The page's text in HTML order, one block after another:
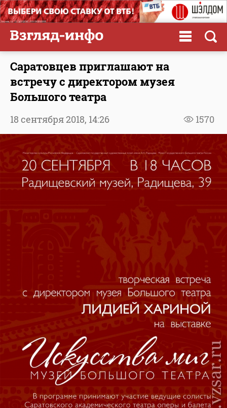
Саратовцев приглашают на
встречу с директором музея
Большого театра
1570
18 сентября 2018, 14:26